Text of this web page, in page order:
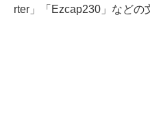
rter」「Ezcap230」などの